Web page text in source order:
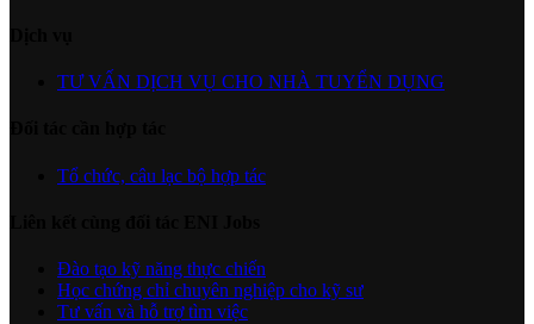
TƯ VẤN DỊCH VỤ CHO NHÀ TUYỂN DỤNG
Tổ chức, câu lạc bộ hợp tác
Đào tạo kỹ năng thực chiến
Học chứng chỉ chuyên nghiệp cho kỹ sư
Tư vấn và hỗ trợ tìm việc